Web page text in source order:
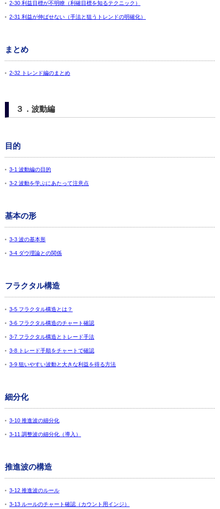
2-30 利益目標が不明瞭（利確目標を知るテクニック）
2-31 利益が伸ばせない（手法と狙うトレンドの明確化）
まとめ
2-32 トレンド編のまとめ
３．波動編
目的
3-1 波動編の目的
3-2 波動を学ぶにあたって注意点
基本の形
3-3 波の基本形
3-4 ダウ理論との関係
フラクタル構造
3-5 フラクタル構造とは？
3-6 フラクタル構造のチャート確認
3-7 フラクタル構造とトレード手法
3-8 トレード手順をチャートで確認
3-9 狙いやすい波動と大きな利益を得る方法
細分化
3-10 推進波の細分化
3-11 調整波の細分化（導入）
推進波の構造
3-12 推進波のルール
3-13 ルールのチャート確認（カウント用インジ）